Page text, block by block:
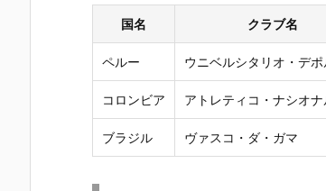
国名 クラブ名
ペルー ウニベルシタリオ・デポ
コロンビア アトレティコ・ナシオナ
ブラジル ヴァスコ・ダ・ガマ